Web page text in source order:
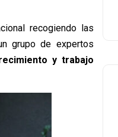
recogiendo las
grupo de expertos
y trabajo